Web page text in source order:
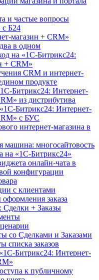
и частые вопросы
с Б24
магазин + CRM»
в одном
на «1С-Битрикс24:
+ CRM»
CRM и интернет-
продукте
Битрикс24: Интернет-
из дистрибутива
Битрикс24: Интернет-
с БУС
интернет-магазина в
машина: многосайтовость
на «1С-Битрикс24»
онлайн-чата в
конфигурации
с клиентами
заказа
Сделки + Заказы
со Сделками и Заказами
списка заказов
Битрикс24: Интернет-
к публичному